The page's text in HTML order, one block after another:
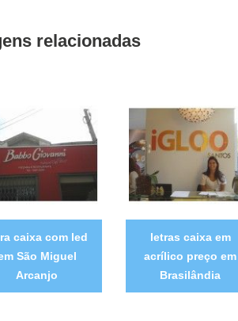
relacionadas
caixa com led
São Miguel
Arcanjo
letras caixa em
acrílico preço em
Brasilândia